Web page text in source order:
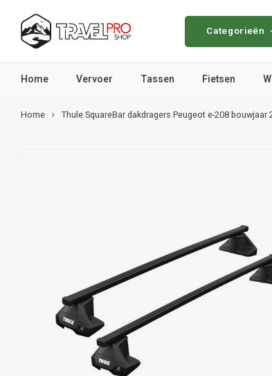
Categorieën
Home Vervoer Tassen Fietsen
Home Thule SquareBar dakdragers Peugeot e-208 bouwjaar